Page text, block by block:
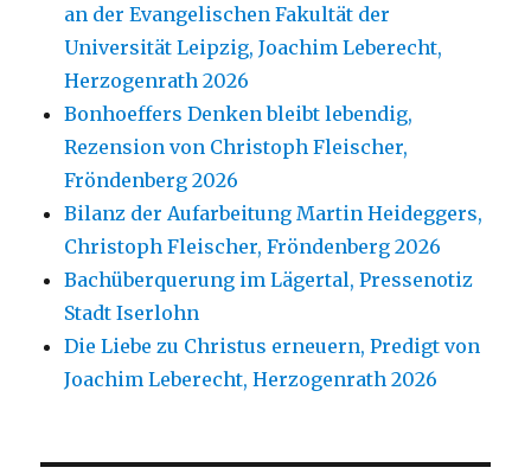
an der Evangelischen Fakultät der
Universität Leipzig, Joachim Leberecht,
Herzogenrath 2026
Bonhoeffers Denken bleibt lebendig,
Rezension von Christoph Fleischer,
Fröndenberg 2026
Bilanz der Aufarbeitung Martin Heideggers,
Christoph Fleischer, Fröndenberg 2026
Bachüberquerung im Lägertal, Pressenotiz
Stadt Iserlohn
Die Liebe zu Christus erneuern, Predigt von
Joachim Leberecht, Herzogenrath 2026